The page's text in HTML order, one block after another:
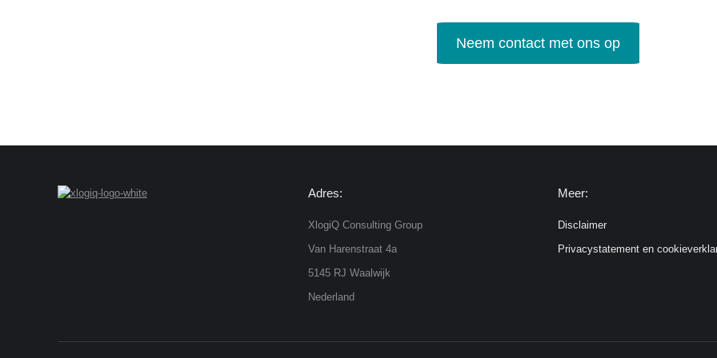
Neem contact met ons op
Adres:
XlogiQ Consulting Group
Van Harenstraat 4a
5145 RJ Waalwijk
Nederland
Meer:
Disclaimer
Privacystatement en